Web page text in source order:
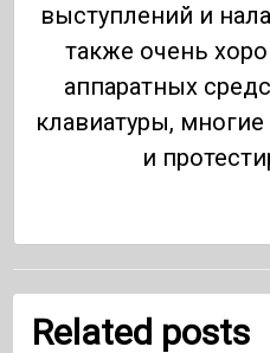
выступлений и
также очень
аппаратных
клавиатуры, многие
и
Related posts